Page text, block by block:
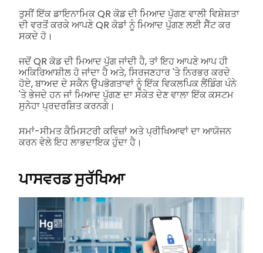
ਤੁਸੀਂ ਇੱਕ ਡਾਇਨਾਮਿਕ QR ਕੋਡ ਦੀ ਮਿਆਦ ਪੁੱਗਣ ਵਾਲੀ ਵਿਸ਼ੇਸ਼ਤਾ
ਦੀ ਵਰਤੋਂ ਕਰਕੇ ਆਪਣੇ QR ਕੋਡਾਂ ਨੂੰ ਮਿਆਦ ਪੁੱਗਣ ਲਈ ਸੈੱਟ ਕਰ
ਸਕਦੇ ਹੋ।
ਜਦੋਂ QR ਕੋਡ ਦੀ ਮਿਆਦ ਪੁੱਗ ਜਾਂਦੀ ਹੈ, ਤਾਂ ਇਹ ਆਪਣੇ ਆਪ ਹੀ
ਅਕਿਰਿਆਸ਼ੀਲ ਹੋ ਜਾਂਦਾ ਹੈ ਅਤੇ, ਸਿਰਜਣਹਾਰ 'ਤੇ ਨਿਰਭਰ ਕਰਦੇ
ਹੋਏ, ਬਾਅਦ ਦੇ ਸਕੈਨ ਉਪਭੋਗਤਾਵਾਂ ਨੂੰ ਇੱਕ ਵਿਕਲਪਿਕ ਲੈਂਡਿੰਗ ਪੰਨੇ
'ਤੇ ਭੇਜਦੇ ਹਨ ਜਾਂ ਮਿਆਦ ਪੁੱਗਣ ਦਾ ਸੰਕੇਤ ਦੇਣ ਵਾਲਾ ਇੱਕ ਕਸਟਮ
ਸੁਨੇਹਾ ਪ੍ਰਦਰਸ਼ਿਤ ਕਰਨਗੇ।
ਸਮਾਂ-ਸੀਮਤ ਕੈਮਿਸਟਰੀ ਕਵਿਜ਼ਾਂ ਅਤੇ ਪ੍ਰੀਖਿਆਵਾਂ ਦਾ ਆਯੋਜਨ
ਕਰਨ ਵੇਲੇ ਇਹ ਲਾਭਦਾਇਕ ਹੁੰਦਾ ਹੈ।
ਪਾਸਵਰਡ ਸੁਰੱਖਿਆ